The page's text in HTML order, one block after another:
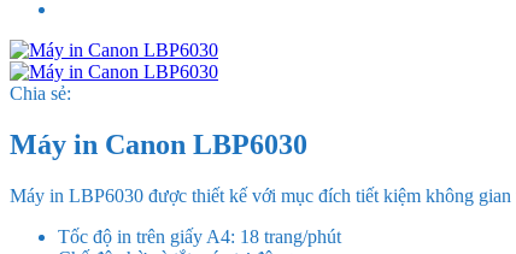
Chia sẻ:
Máy in Canon LBP6030
Máy in LBP6030 được thiết kế với mục đích tiết kiệm không
Tốc độ in trên giấy A4: 18 trang/phút